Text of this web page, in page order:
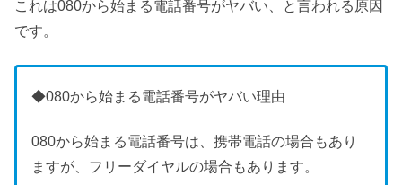
これは080から始まる電話番号がヤバい、と言われる原因
です。
◆080から始まる電話番号がヤバい理由
080から始まる電話番号は、携帯電話の場合もあり
ますが、フリーダイヤルの場合もあります。